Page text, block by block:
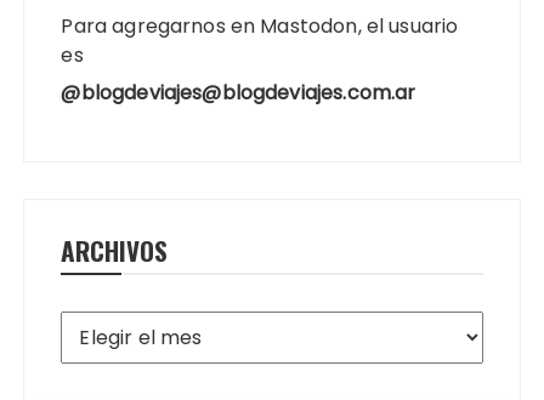
Para agregarnos en Mastodon, el usuario
es
@blogdeviajes@blogdeviajes.com.ar
ARCHIVOS
Archivos